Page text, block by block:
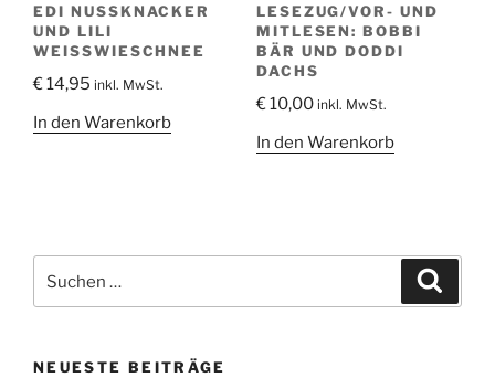
EDI NUSSKNACKER
UND LILI
WEISSWIESCHNEE
€14,95 inkl. MwSt.
In den Warenkorb
LESEZUG/VOR- UND
MITLESEN: BOBBI
BÄR UND DODDI
DACHS
€10,00 inkl. MwSt.
In den Warenkorb
nach:
NEUESTE BEITRÄGE